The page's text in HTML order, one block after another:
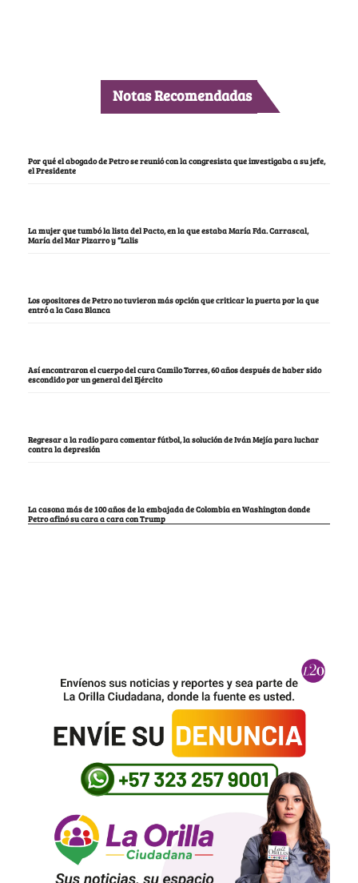
Notas Recomendadas
Por qué el abogado de Petro se reunió con la congresista que investigaba a su jefe,
el Presidente
La mujer que tumbó la lista del Pacto, en la que estaba María Fda. Carrascal,
María del Mar Pizarro y “Lalis
Los opositores de Petro no tuvieron más opción que criticar la puerta por la que
entró a la Casa Blanca
Así encontraron el cuerpo del cura Camilo Torres, 60 años después de haber sido
escondido por un general del Ejército
Regresar a la radio para comentar fútbol, la solución de Iván Mejía para luchar
contra la depresión
La casona más de 100 años de la embajada de Colombia en Washington donde
Petro afinó su cara a cara con Trump